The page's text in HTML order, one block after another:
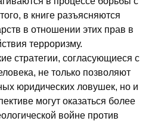
в книге разъясняются
в отношении этих прав в
терроризму.
стратегии, согласующиеся с
не только позволяют
юридических ловушек, но и
могут оказаться более
войне против